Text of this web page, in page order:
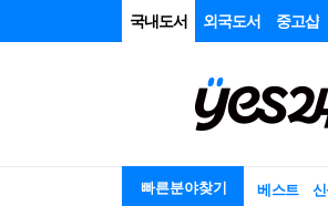
국내도서 외국도서 중고샵
빠른분야찾기 베스트